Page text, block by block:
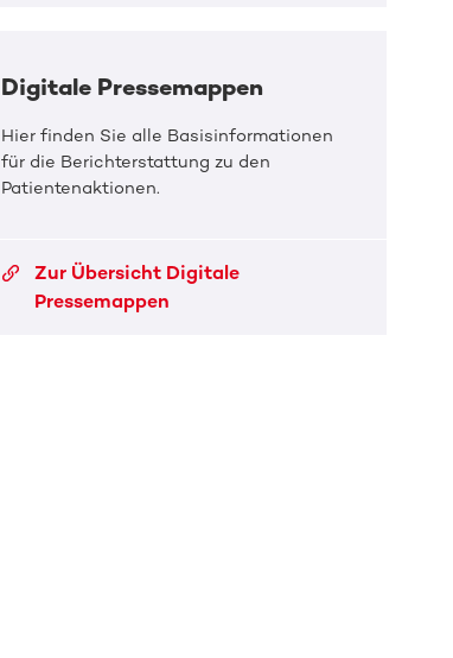
Digitale Pressemappen
Hier finden Sie alle Basisinformationen
für die Berichterstattung zu den
Patientenaktionen.
Zur Übersicht Digitale
Pressemappen